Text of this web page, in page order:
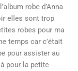
robe d’Anna
elles sont trop
robes pour ma
temps car c’était
pour assister au
pour la petite